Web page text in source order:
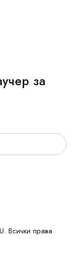
за
Всички права